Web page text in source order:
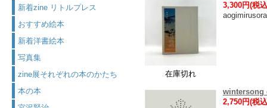
新着zine リトルプレス
おすすめ絵本
新着洋書絵本
写真集
zine展それぞれの本のかたち
本の本
在庫切れ
3,300円(税
wintersong
2,750円(税